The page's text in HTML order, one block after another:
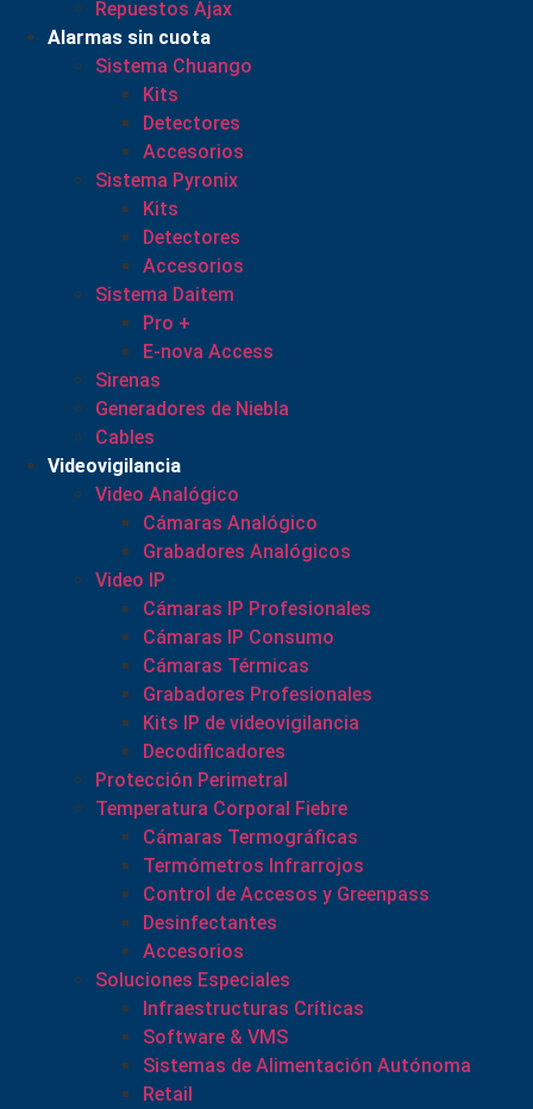
Repuestos Ajax
Alarmas sin cuota
Sistema Chuango
Kits
Detectores
Accesorios
Sistema Pyronix
Kits
Detectores
Accesorios
Sistema Daitem
Pro +
E-nova Access
Sirenas
Generadores de Niebla
Cables
Videovigilancia
Video Analógico
Cámaras Analógico
Grabadores Analógicos
Video IP
Cámaras IP Profesionales
Cámaras IP Consumo
Cámaras Térmicas
Grabadores Profesionales
Kits IP de videovigilancia
Decodificadores
Protección Perimetral
Temperatura Corporal Fiebre
Cámaras Termográficas
Termómetros Infrarrojos
Control de Accesos y Greenpass
Desinfectantes
Accesorios
Soluciones Especiales
Infraestructuras Críticas
Software & VMS
Sistemas de Alimentación Autónoma
Retail